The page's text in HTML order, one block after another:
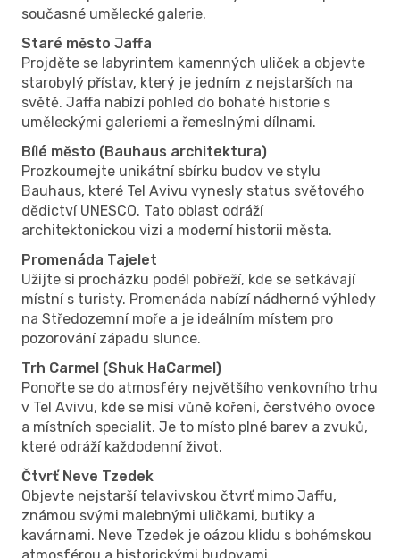
současné umělecké galerie.
Staré město Jaffa
Projděte se labyrintem kamenných uliček a objevte
starobylý přístav, který je jedním z nejstarších na
světě. Jaffa nabízí pohled do bohaté historie s
uměleckými galeriemi a řemeslnými dílnami.
Bílé město (Bauhaus architektura)
Prozkoumejte unikátní sbírku budov ve stylu
Bauhaus, které Tel Avivu vynesly status světového
dědictví UNESCO. Tato oblast odráží
architektonickou vizi a moderní historii města.
Promenáda Tajelet
Užijte si procházku podél pobřeží, kde se setkávají
místní s turisty. Promenáda nabízí nádherné výhledy
na Středozemní moře a je ideálním místem pro
pozorování západu slunce.
Trh Carmel (Shuk HaCarmel)
Ponořte se do atmosféry největšího venkovního trhu
v Tel Avivu, kde se mísí vůně koření, čerstvého ovoce
a místních specialit. Je to místo plné barev a zvuků,
které odráží každodenní život.
Čtvrť Neve Tzedek
Objevte nejstarší telavivskou čtvrť mimo Jaffu,
známou svými malebnými uličkami, butiky a
kavárnami. Neve Tzedek je oázou klidu s bohémskou